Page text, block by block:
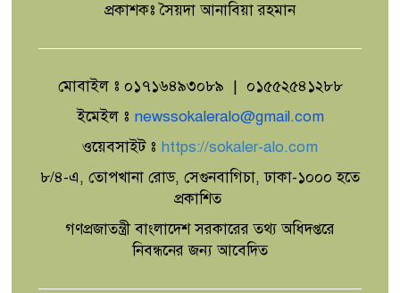
প্রকাশকঃ সৈয়দা আনাবিয়া রহমান
মোবাইল ঃ ০১৭১৬৪৯৩০৮৯ | ০১৫৫২৫৪১২৮৮
ইমেইল ঃ newssokaleralo@gmail.com
ওয়েবসাইট ঃ https://sokaler-alo.com
৮/৪-এ, তোপখানা রোড, সেগুনবাগিচা, ঢাকা-১০০০ হতে
প্রকাশিত
গণপ্রজাতন্ত্রী বাংলাদেশ সরকারের তথ্য অধিদপ্তরে
নিবন্ধনের জন্য আবেদিত